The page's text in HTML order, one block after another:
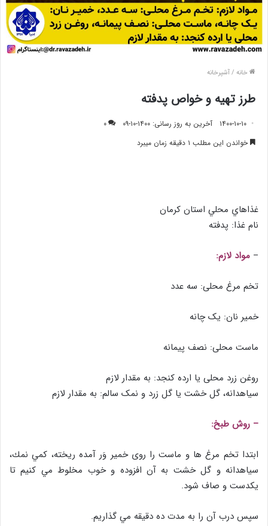
خانه /آشپرخانه
طرز تهیه و خواص پدفته
۱۴۰۰-۱۰-۱۰ آخرین به روز رسانی: ۱۴۰۰-۱۰-۰۹
۰
خواندن این مطلب ۱ دقیقه زمان میبرد
غذاهاي محلي استان كرمان
نام غذا: پدفته
– مواد لازم:
تخم مرغ محلی: سه عدد
خمیر نان: یک چانه
ماست محلی: نصف پیمانه
روغن زرد محلی یا ارده کنجد: به مقدار لازم
سیاهدانه، گل خشت یا گل زرد و نمک سالم: به مقدار لازم
– روش طبخ:
ابتدا تخم مرغ ها و ماست را روی خمیر وَر آمده ریخته، كمي نمك،
سياهدانه و گل خشت به آن افزوده و خوب مخلوط مي كنيم تا
يكدست و صاف شود.
سپس درب آن را به مدت ده دقيقه مي گذاريم.